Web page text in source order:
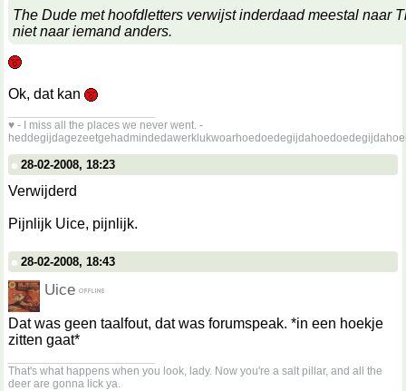
The Dude met hoofdletters verwijst inderdaad meestal naar
niet naar iemand anders.
Ok, dat kan
♥ - I miss all the places we never went. -
28-02-2008, 18:23
Verwijderd
Pijnlijk Uice, pijnlijk.
28-02-2008, 18:43
Uice
Dat was geen taalfout, dat was forumspeak. *in een hoekje
zitten gaat*
That's what happens when you look, lady. Now you're a salt pillar, and all the
deer are gonna lick ya.